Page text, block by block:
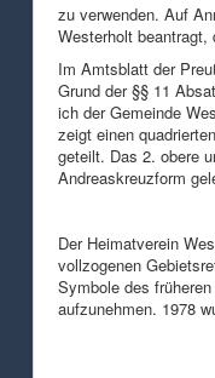
zu verwenden. Auf
Westerholt
Im Amtsblatt der
Grund der §§ 11
ich der Gemeinde
zeigt einen
geteilt. Das 2. obere
Andreaskreuzform
Der Heimatverein
vollzogenen
Symbole des
aufzunehmen. 1978